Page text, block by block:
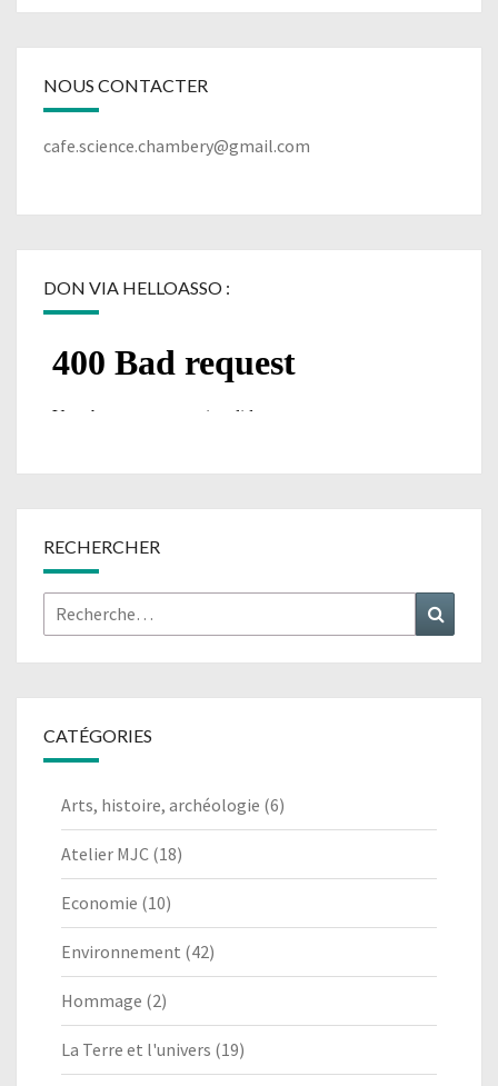
NOUS CONTACTER
cafe.science.chambery@gmail.com
DON VIA HELLOASSO :
RECHERCHER
Rechercher :
CATÉGORIES
Arts, histoire, archéologie (6)
Atelier MJC (18)
Economie (10)
Environnement (42)
Hommage (2)
La Terre et l'univers (19)